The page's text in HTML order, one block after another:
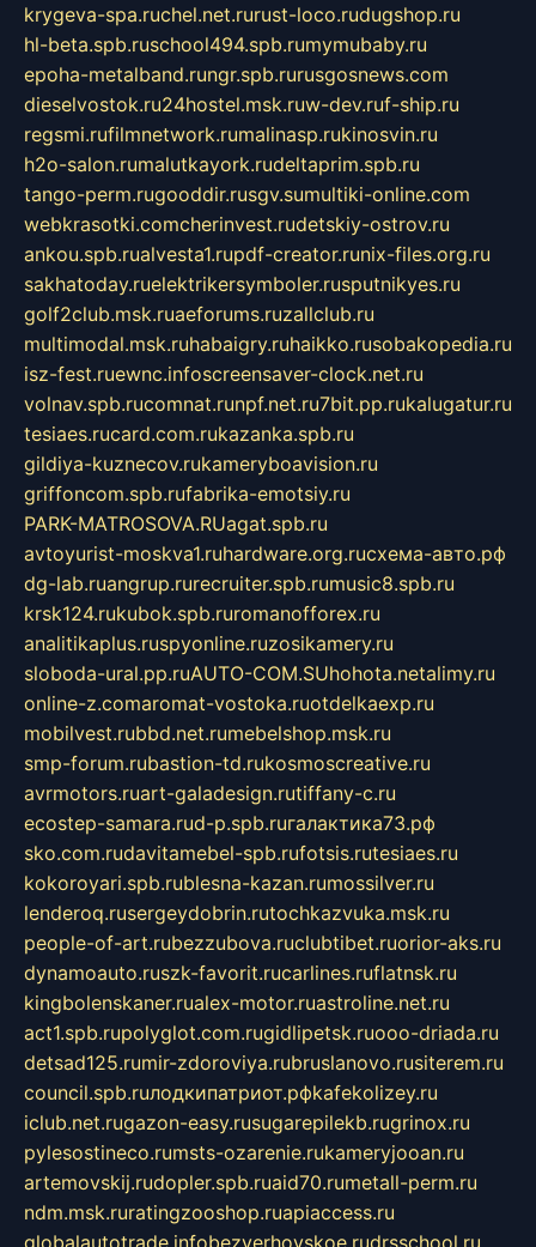
krygeva-spa.ruchel.net.rurust-loco.rudugshop.ru
hl-beta.spb.ruschool494.spb.rumymubaby.ru
epoha-metalband.rungr.spb.rurusgosnews.com
dieselvostok.ru24hostel.msk.ruw-dev.ruf-ship.ru
regsmi.rufilmnetwork.rumalinasp.rukinosvin.ru
h2o-salon.rumalutkayork.rudeltaprim.spb.ru
tango-perm.rugooddir.rusgv.sumultiki-online.com
webkrasotki.comcherinvest.rudetskiy-ostrov.ru
ankou.spb.rualvesta1.rupdf-creator.runix-files.org.ru
sakhatoday.ruelektrikersymboler.rusputnikyes.ru
golf2club.msk.ruaeforums.ruzallclub.ru
multimodal.msk.ruhabaigry.ruhaikko.rusobakopedia.ru
isz-fest.ruewnc.infoscreensaver-clock.net.ru
volnav.spb.rucomnat.runpf.net.ru7bit.pp.rukalugatur.ru
tesiaes.rucard.com.rukazanka.spb.ru
gildiya-kuznecov.rukameryboavision.ru
griffoncom.spb.rufabrika-emotsiy.ru
PARK-MATROSOVA.RUagat.spb.ru
avtoyurist-moskva1.ruhardware.org.ruсхема-авто.рф
dg-lab.ruangrup.rurecruiter.spb.rumusic8.spb.ru
krsk124.rukubok.spb.ruromanofforex.ru
analitikaplus.ruspyonline.ruzosikamery.ru
sloboda-ural.pp.ruAUTO-COM.SUhohota.netalimy.ru
online-z.comaromat-vostoka.ruotdelkaexp.ru
mobilvest.rubbd.net.rumebelshop.msk.ru
smp-forum.rubastion-td.rukosmoscreative.ru
avrmotors.ruart-galadesign.rutiffany-c.ru
ecostep-samara.rud-p.spb.ruгалактика73.рф
sko.com.rudavitamebel-spb.rufotsis.rutesiaes.ru
kokoroyari.spb.rublesna-kazan.rumossilver.ru
lenderoq.rusergeydobrin.rutochkazvuka.msk.ru
people-of-art.rubezzubova.ruclubtibet.ruorior-aks.ru
dynamoauto.ruszk-favorit.rucarlines.ruflatnsk.ru
kingbolenskaner.rualex-motor.ruastroline.net.ru
act1.spb.rupolyglot.com.rugidlipetsk.ruooo-driada.ru
detsad125.rumir-zdoroviya.rubruslanovo.rusiterem.ru
council.spb.ruлодкипатриот.рфkafekolizey.ru
iclub.net.rugazon-easy.rusugarepilekb.rugrinox.ru
pylesostineco.rumsts-ozarenie.rukameryjooan.ru
artemovskij.rudopler.spb.ruaid70.rumetall-perm.ru
ndm.msk.ruratingzooshop.ruapiaccess.ru
globalautotrade.infobezverhovskoe.rudrsschool.ru